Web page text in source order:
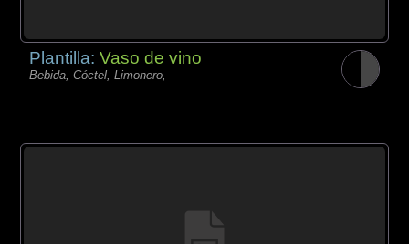
Plantilla:Vaso de vino
Bebida, Cóctel, Limonero,